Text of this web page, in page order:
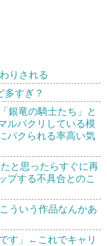
りされる
多すぎ？
銀竜の騎士たち」と
ルパクリしている模
パクられる率高い気
と思ったらすぐに再
プする不具合とのこ
ういう作品なんかあ
す」←これでキャリ